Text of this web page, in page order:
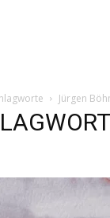
Jürgen